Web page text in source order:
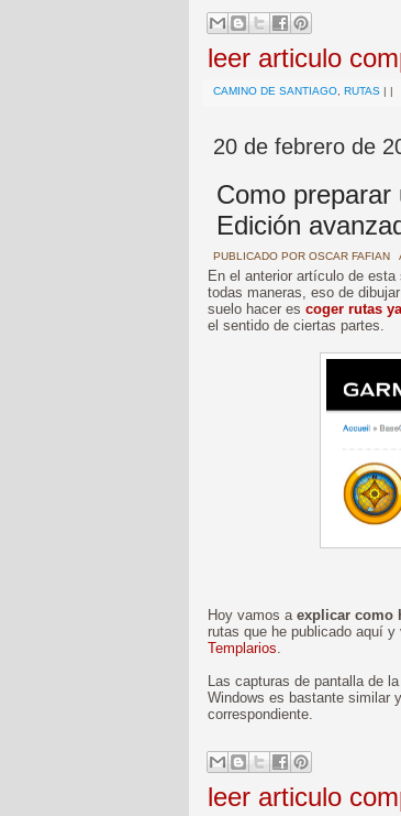
leer articulo
CAMINO DE SANTIAGO RUTAS | |
20 de febrero de
Como
Edición
PUBLICADO POR OSCAR FAFIAN
En el anterior artículo de
todas maneras, eso de
suelo hacer es coger rutas
el sentido de ciertas partes.
Hoy vamos a explicar como
rutas que he publicado aquí
Templarios
Las capturas de pantalla de
Windows es bastante similar
correspondiente.
leer articulo